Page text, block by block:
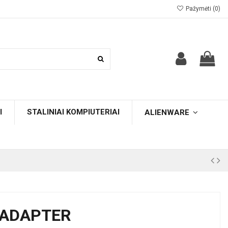
Pažymėti (0)
STALINIAI KOMPIUTERIAI ALIENWARE